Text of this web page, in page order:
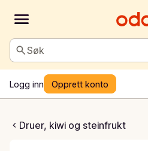
Søk
Logg inn Opprett konto
Druer, kiwi og steinfrukt
Druer